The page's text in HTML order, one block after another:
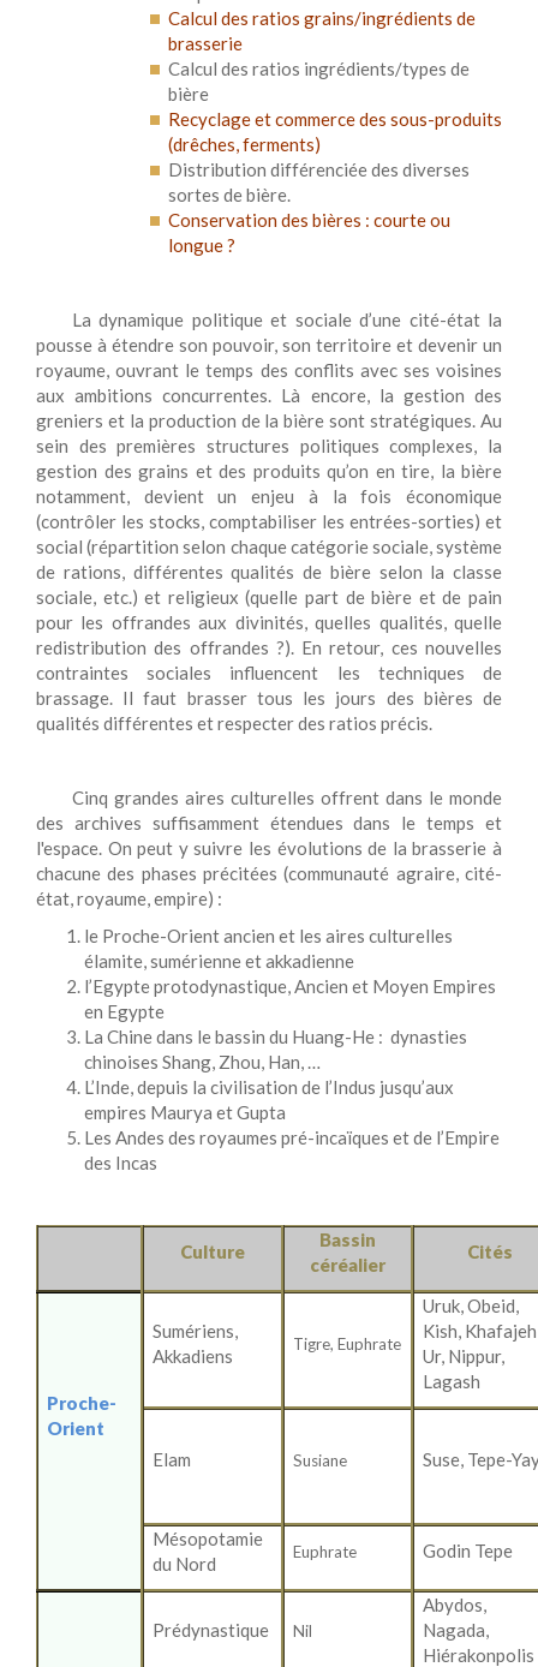
Calcul des ratios grains/ingrédients de
brasserie
Calcul des ratios ingrédients/types de
bière
Recyclage et commerce des sous-produits
(drêches, ferments)
Distribution différenciée des diverses
sortes de bière.
Conservation des bières : courte ou
longue ?
La dynamique politique et sociale d’une cité-état la
pousse à étendre son pouvoir, son territoire et devenir un
royaume, ouvrant le temps des conflits avec ses voisines
aux ambitions concurrentes. Là encore, la gestion des
greniers et la production de la bière sont stratégiques. Au
sein des premières structures politiques complexes, la
gestion des grains et des produits qu’on en tire, la bière
notamment, devient un enjeu à la fois économique
(contrôler les stocks, comptabiliser les entrées-sorties) et
social (répartition selon chaque catégorie sociale, système
de rations, différentes qualités de bière selon la classe
sociale, etc.) et religieux (quelle part de bière et de pain
pour les offrandes aux divinités, quelles qualités, quelle
redistribution des offrandes ?). En retour, ces nouvelles
contraintes sociales influencent les techniques de
brassage. Il faut brasser tous les jours des bières de
qualités différentes et respecter des ratios précis.
Cinq grandes aires culturelles offrent dans le monde
des archives suffisamment étendues dans le temps et
l'espace. On peut y suivre les évolutions de la brasserie à
chacune des phases précitées (communauté agraire, cité-
état, royaume, empire) :
le Proche-Orient ancien et les aires culturelles
élamite, sumérienne et akkadienne
l’Egypte protodynastique, Ancien et Moyen Empires
en Egypte
La Chine dans le bassin du Huang-He : dynasties
chinoises Shang, Zhou, Han, …
L’Inde, depuis la civilisation de l’Indus jusqu’aux
empires Maurya et Gupta
Les Andes des royaumes pré-incaïques et de l’Empire
des Incas
Culture
Bassin
céréalier
Cités
Proche-
Orient
Sumériens,
Akkadiens
Tigre,Euphrate
Uruk, Obeid,
Kish,
Ur, Nippur,
Lagash
Elam Susiane Suse, Tepe-
Mésopotamie
du Nord
Euphrate Godin Tepe
Prédynastique Nil
Abydos,
Nagada,
Hiérakonpolis